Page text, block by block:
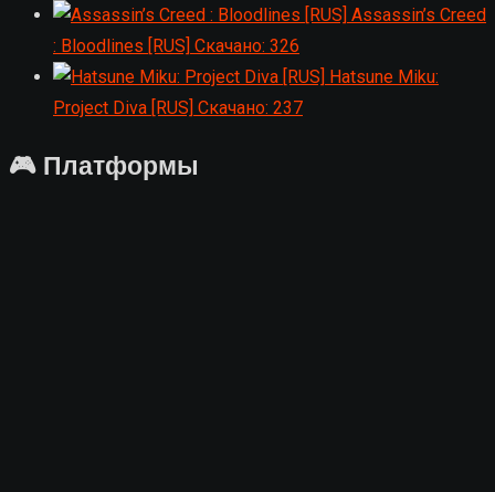
Assassin’s Creed
: Bloodlines [RUS] Скачано: 326
Hatsune Miku:
Project Diva [RUS] Скачано: 237
🎮 Платформы